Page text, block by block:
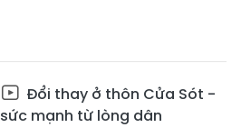
Đổi thay ở thôn Cửa Sót -
sức mạnh từ lòng dân